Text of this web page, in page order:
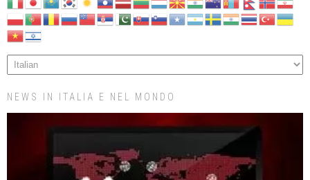
NEWS IN ITALIA E NEL MONDO